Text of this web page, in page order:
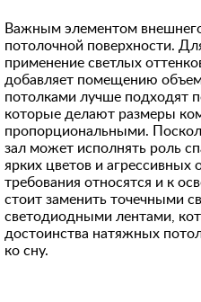
Важным элементом
потолочной поверхности.
применение светлых
добавляет помещению
потолками лучше подходят
которые делают размеры
пропорциональными.
зал может исполнять роль
ярких цветов и агрессивных
требования относятся и к
стоит заменить точечными
светодиодными лентами,
достоинства натяжных
ко сну.